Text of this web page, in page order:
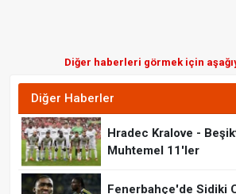
Diğer haberleri görmek için
Diğer Haberler
Hradec Kralove -
Muhtemel 11'ler
Fenerbahçe'de Sidiki